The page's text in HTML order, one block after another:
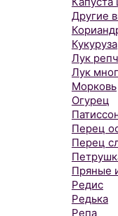
Другие
Кукуруза
Лук
Лук
Морковь
Огурец
Перец
Перец
Пряные
Редис
Редька
Репа